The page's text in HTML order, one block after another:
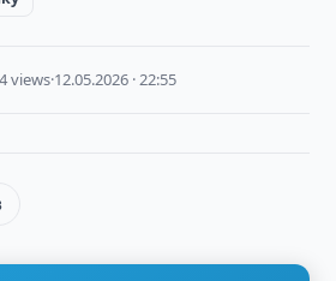
views·12.05.2026 · 22:55